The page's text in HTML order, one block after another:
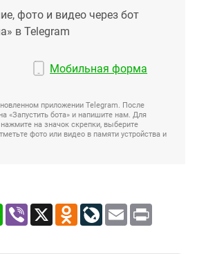
фото и видео через бот
в Telegram
Мобильная форма
приложении Telegram. После
«Запустить бота» и напишите нам. Для
на значок скрепки, выберите
фото или видео в памяти устройства и
WhatsApp
Viber X Odnoklassniki
LiveJournal
Email Print